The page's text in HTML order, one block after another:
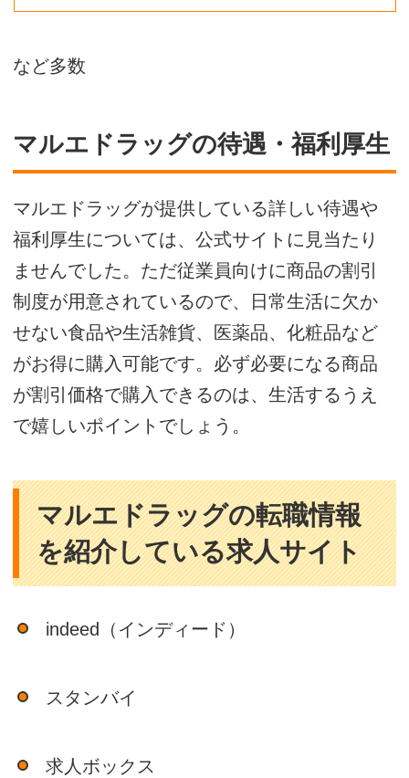
など多数
マルエドラッグの待遇・福利厚生
マルエドラッグが提供している詳しい待遇や
福利厚生については、公式サイトに見当たり
ませんでした。ただ従業員向けに商品の割引
制度が用意されているので、日常生活に欠か
せない食品や生活雑貨、医薬品、化粧品など
がお得に購入可能です。必ず必要になる商品
が割引価格で購入できるのは、生活するうえ
で嬉しいポイントでしょう。
マルエドラッグの転職情報
を紹介している求人サイト
indeed（インディード）
スタンバイ
求人ボックス